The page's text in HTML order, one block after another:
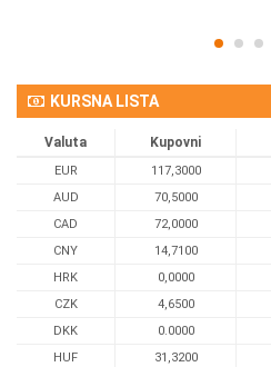
KURSNA LISTA
Valuta Kupovni
EUR 117,3000
AUD
70,5000
CAD
72,0000
CNY
14,7100
HRK
0,0000
CZK
4,6500
DKK
0.0000
HUF
31,3200